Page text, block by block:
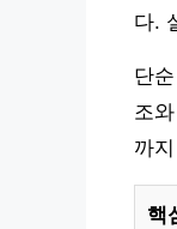
다.
단
조
까
핵